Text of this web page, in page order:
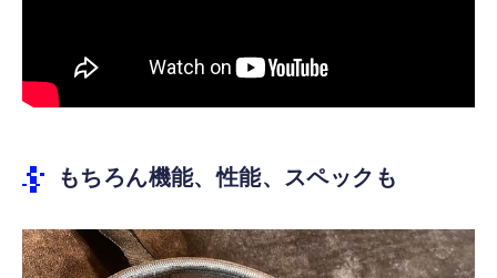
もちろん機能、性能、スペックも